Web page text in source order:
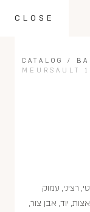
CLOSE
CATALOG /
MEURSAULT
רציני, עמוק
יוד, אבן צור,